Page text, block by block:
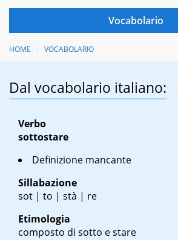
HOME VOCABOLARIO
Dal vocabolario italiano:
Verbo
sottostare
Definizione mancante
Sillabazione
sot | to | stà | re
Etimologia
composto di sotto e stare